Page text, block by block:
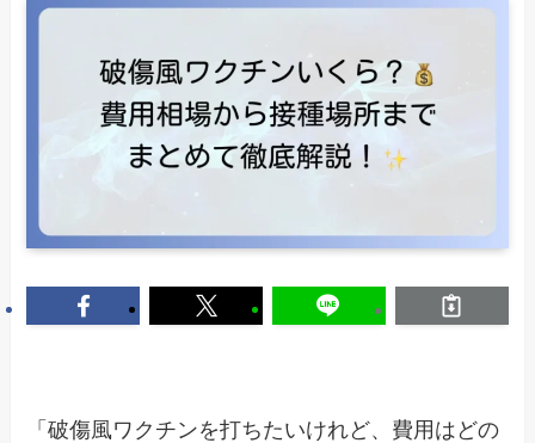
「破傷風ワクチンを打ちたいけれど、費用はどの